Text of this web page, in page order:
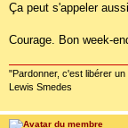
Ça peut s'appeler
Courage. Bon week-
"Pardonner, c'est libérer
Lewis Smedes